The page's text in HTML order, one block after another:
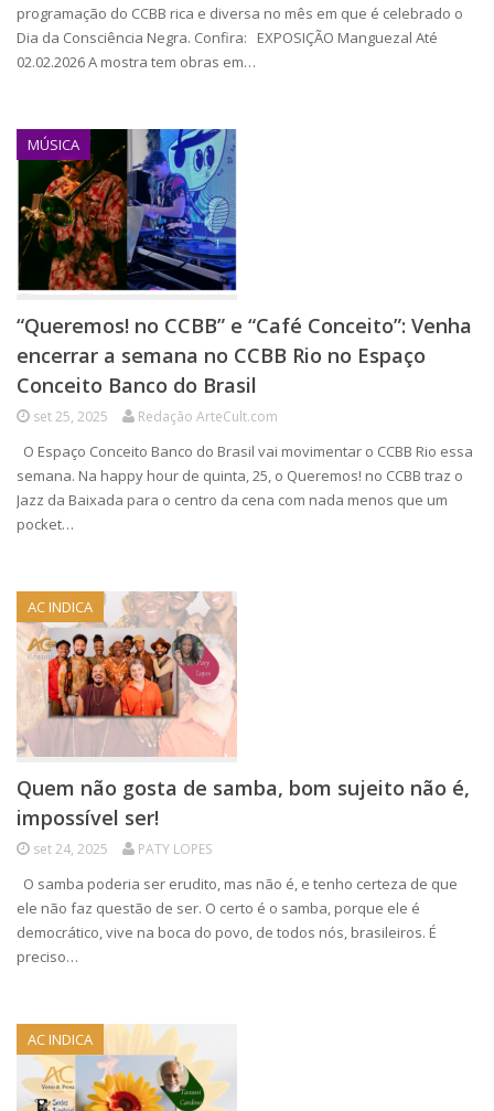
programação do CCBB rica e diversa no mês em que é celebrado o
Dia da Consciência Negra. Confira: EXPOSIÇÃO Manguezal Até
02.02.2026 A mostra tem obras em…
MÚSICA
“Queremos! no CCBB” e “Café Conceito”: Venha
encerrar a semana no CCBB Rio no Espaço
Conceito Banco do Brasil
set 25, 2025 Redação ArteCult.com
O Espaço Conceito Banco do Brasil vai movimentar o CCBB Rio essa
semana. Na happy hour de quinta, 25, o Queremos! no CCBB traz o
Jazz da Baixada para o centro da cena com nada menos que um
pocket…
AC INDICA
Quem não gosta de samba, bom sujeito não é,
impossível ser!
set 24, 2025 PATY LOPES
O samba poderia ser erudito, mas não é, e tenho certeza de que
ele não faz questão de ser. O certo é o samba, porque ele é
democrático, vive na boca do povo, de todos nós, brasileiros. É
preciso…
AC INDICA